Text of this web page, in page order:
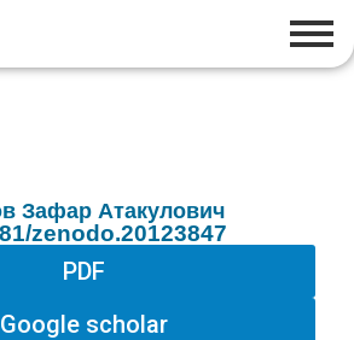
Зафар Атакулович
zenodo.20123847
PDF
Google scholar